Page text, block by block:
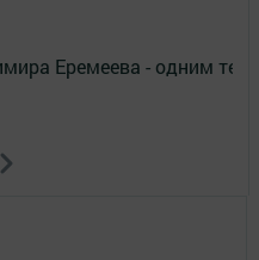
Еремеева - одним